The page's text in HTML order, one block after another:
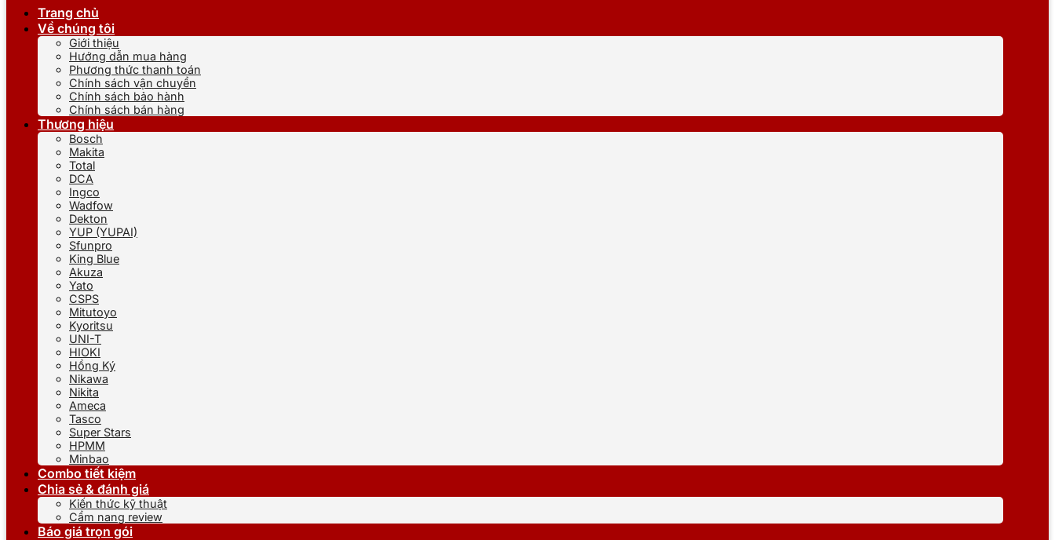
Trang chủ
Về chúng tôi
Giới thiệu
Hướng dẫn mua hàng
Phương thức thanh toán
Chính sách vận chuyển
Chính sách bảo hành
Chính sách bán hàng
Thương hiệu
Bosch
Makita
Total
DCA
Ingco
Wadfow
Dekton
YUP (YUPAI)
Sfunpro
King Blue
Akuza
Yato
CSPS
Mitutoyo
Kyoritsu
UNI-T
HIOKI
Hồng Ký
Nikawa
Nikita
Ameca
Tasco
Super Stars
HPMM
Minbao
Combo tiết kiệm
Chia sẻ & đánh giá
Kiến thức kỹ thuật
Cẩm nang review
Báo giá trọn gói